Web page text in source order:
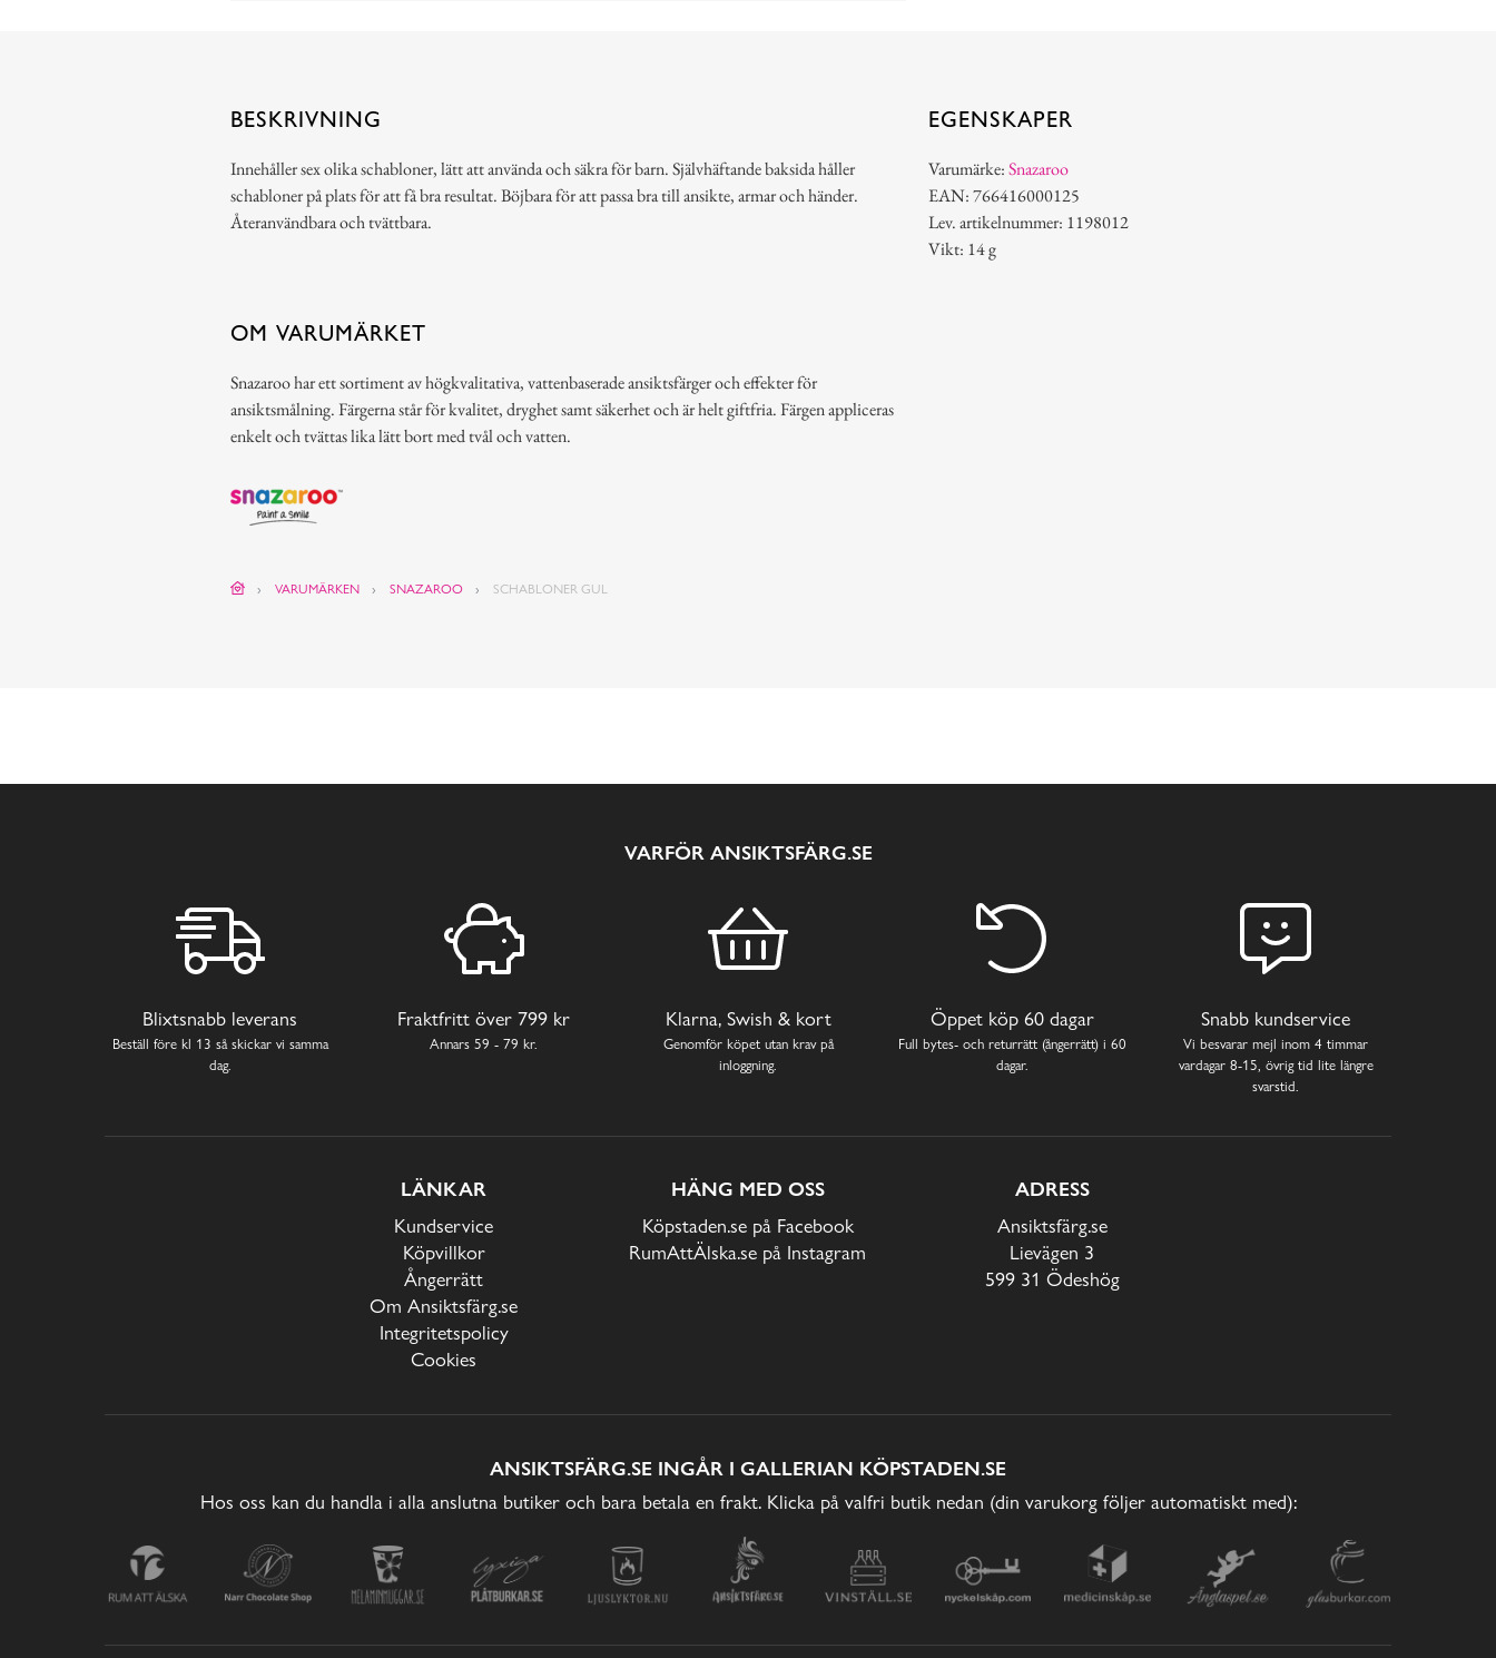
BESKRIVNING
Innehåller sex olika schabloner, lätt att använda och säkra för barn. Självhäftande baksida håller
schabloner på plats för att få bra resultat. Böjbara för att passa bra till ansikte, armar och händer.
Återanvändbara och tvättbara.
EGENSKAPER
Varumärke:Snazaroo
EAN: 766416000125
Lev. artikelnummer: 1198012
Vikt: 14 g
OM VARUMÄRKET
Snazaroo har ett sortiment av högkvalitativa, vattenbaserade ansiktsfärger och effekter för
ansiktsmålning. Färgerna står för kvalitet, dryghet samt säkerhet och är helt giftfria. Färgen appliceras
enkelt och tvättas lika lätt bort med tvål och vatten.
VARUMÄRKEN SNAZAROO SCHABLONER GUL
VARFÖR ANSIKTSFÄRG.SE
Blixtsnabb leverans
Beställ före kl 13 så skickar vi samma
dag.
Fraktfritt över 799 kr
Annars 59 - 79 kr.
Klarna, Swish & kort
Genomför köpet utan krav på
inloggning.
Öppet köp 60 dagar
Full bytes- och returrätt (ångerrätt) i 60
dagar.
Snabb kundservice
Vi besvarar mejl inom 4 timmar
vardagar 8-15, övrig tid lite längre
svarstid.
LÄNKAR
Kundservice
Köpvillkor
Ångerrätt
Om Ansiktsfärg.se
Integritetspolicy
Cookies
HÄNG MED OSS
Köpstaden.se på Facebook
RumAttÄlska.se på Instagram
ADRESS
Ansiktsfärg.se
Lievägen 3
599 31 Ödeshög
ANSIKTSFÄRG.SE INGÅR I GALLERIAN KÖPSTADEN.SE
Hos oss kan du handla i alla anslutna butiker och bara betala en frakt. Klicka på valfri butik nedan (din varukorg följer automatiskt med):